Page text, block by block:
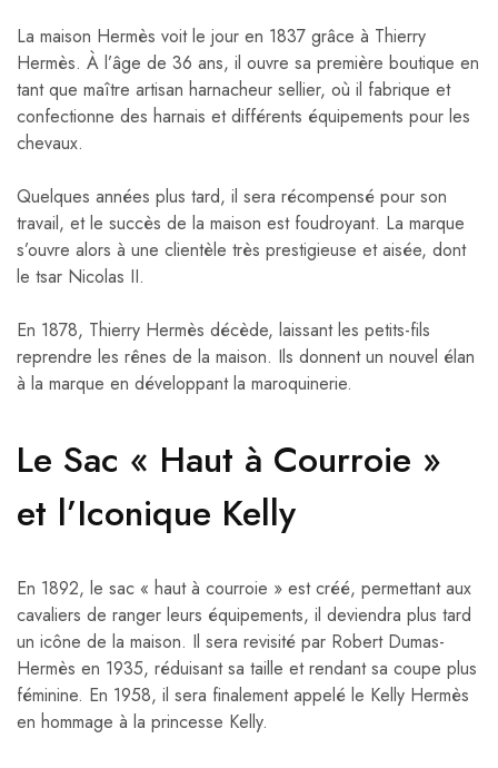
La maison Hermès voit le jour en 1837 grâce à Thierry
Hermès. À l’âge de 36 ans, il ouvre sa première boutique en
tant que maître artisan harnacheur sellier, où il fabrique et
confectionne des harnais et différents équipements pour les
chevaux.
Quelques années plus tard, il sera récompensé pour son
travail, et le succès de la maison est foudroyant. La marque
s’ouvre alors à une clientèle très prestigieuse et aisée, dont
le tsar Nicolas II.
En 1878, Thierry Hermès décède, laissant les petits-fils
reprendre les rênes de la maison. Ils donnent un nouvel élan
à la marque en développant la maroquinerie.
Le Sac « Haut à Courroie »
et l’Iconique Kelly
En 1892, le sac « haut à courroie » est créé, permettant aux
cavaliers de ranger leurs équipements, il deviendra plus tard
un icône de la maison. Il sera revisité par Robert Dumas-
Hermès en 1935, réduisant sa taille et rendant sa coupe plus
féminine. En 1958, il sera finalement appelé le Kelly Hermès
en hommage à la princesse Kelly.